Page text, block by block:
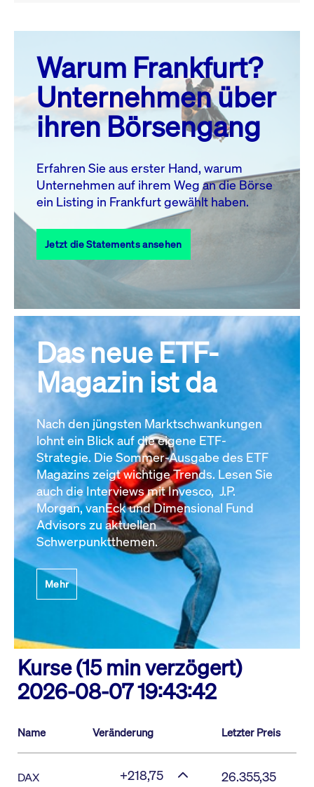
August 26
MO. DI. MI. DO. FR. SA. SO.
1
2
3
4 5 6 7 8
10 11 13 14
17
18 19 20 21 22
23
27 28
31
Alle Events
Warum Frankfurt?
Unternehmen über
ihren Börsengang
Erfahren Sie aus erster Hand, warum
Unternehmen auf ihrem Weg an die Börse
ein Listing in Frankfurt gewählt haben.
Jetzt die Statements ansehen
Das neue ETF-
Magazin ist da
Nach den jüngsten Marktschwankungen
lohnt ein Blick auf die eigene ETF-
Strategie. Die Sommer-Ausgabe des ETF
Magazins zeigt wichtige Trends. Lesen Sie
auch die Interviews mit Invesco, J.P.
Morgan, vanEck und Dimensional Fund
Advisors zu aktuellen
Schwerpunktthemen.
Mehr
Kurse (15 min verzögert)
2026-08-07 19:43:42
Name Veränderung Letzter Preis
DAX +218,75 26.355,35